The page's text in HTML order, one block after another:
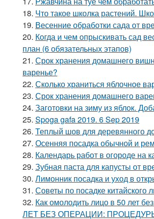
18. Что такое школка растений.
19. Весенние обработки сада от
20. Когда и чем опрыскивать сад
план (6 обязательных этапов)
21. Срок хранения домашнего
варенье?
22. Сколько храниться яблочное
23. Срок хранения домашнего
24. Заготовки на зиму из яблок.
25. Spoga gafa 2019. 6 Sep 2019
26. Теплый шов для деревянного
27. Осенняя посадка обычной и
28. Календарь работ в огороде на
29. Зубная паста для капусты от
30. Лимонник посадка и уход в
31. Советы по посадке китайского
32. Как омолодить лицо в 50
ЛЕТ БЕЗ ОПЕРАЦИИ: